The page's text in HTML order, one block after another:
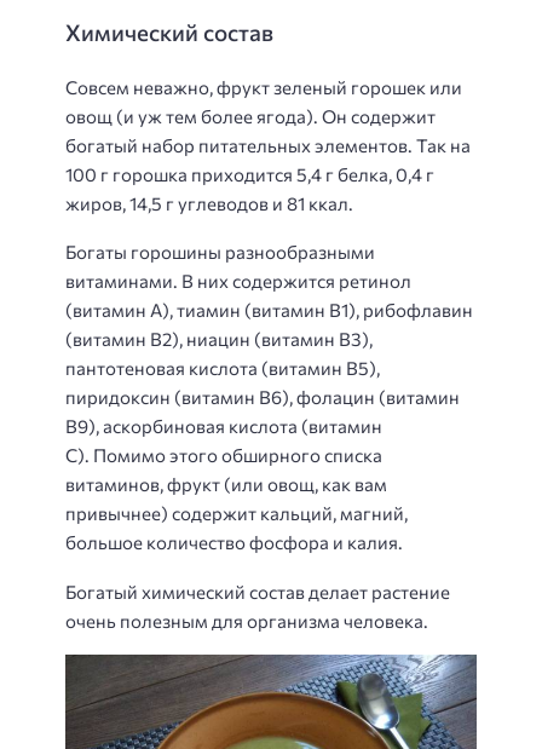
Химический состав
Совсем неважно, фрукт зеленый горошек или
овощ (и уж тем более ягода). Он содержит
богатый набор питательных элементов. Так на
100 г горошка приходится 5,4 г белка, 0,4 г
жиров, 14,5 г углеводов и 81 ккал.
Богаты горошины разнообразными
витаминами. В них содержится ретинол
(витамин A), тиамин (витамин B1), рибофлавин
(витамин B2), ниацин (витамин B3),
пантотеновая кислота (витамин B5),
пиридоксин (витамин B6), фолацин (витамин
B9), аскорбиновая кислота (витамин
С). Помимо этого обширного списка
витаминов, фрукт (или овощ, как вам
привычнее) содержит кальций, магний,
большое количество фосфора и калия.
Богатый химический состав делает растение
очень полезным для организма человека.